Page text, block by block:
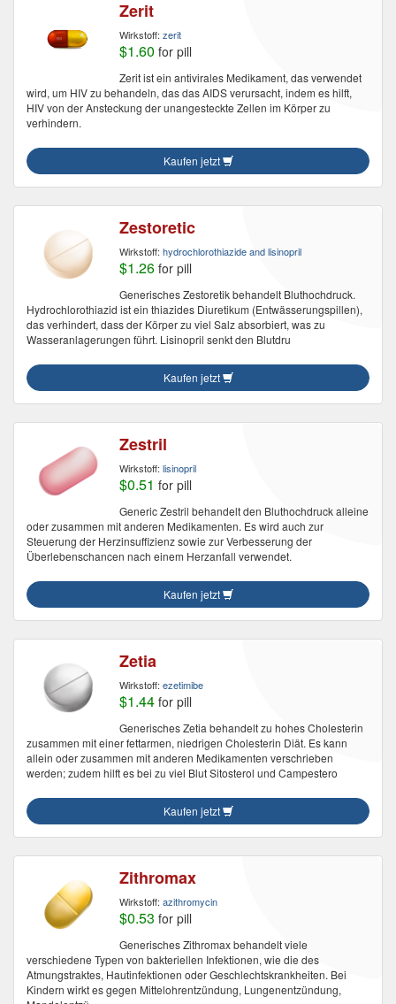
Zerit
Wirkstoff: zerit
$1.60 for pill
Zerit ist ein antivirales Medikament, das verwendet
wird, um HIV zu behandeln, das das AIDS verursacht, indem es hilft,
HIV von der Ansteckung der unangesteckte Zellen im Körper zu
verhindern.
Kaufen jetzt
Zestoretic
Wirkstoff: hydrochlorothiazide and lisinopril
$1.26 for pill
Generisches Zestoretik behandelt Bluthochdruck.
Hydrochlorothiazid ist ein thiazides Diuretikum (Entwässerungspillen),
das verhindert, dass der Körper zu viel Salz absorbiert, was zu
Wasseranlagerungen führt. Lisinopril senkt den Blutdru
Kaufen jetzt
Zestril
Wirkstoff: lisinopril
$0.51 for pill
Generic Zestril behandelt den Bluthochdruck alleine
oder zusammen mit anderen Medikamenten. Es wird auch zur
Steuerung der Herzinsuffizienz sowie zur Verbesserung der
Überlebenschancen nach einem Herzanfall verwendet.
Kaufen jetzt
Zetia
Wirkstoff: ezetimibe
$1.44 for pill
Generisches Zetia behandelt zu hohes Cholesterin
zusammen mit einer fettarmen, niedrigen Cholesterin Diät. Es kann
allein oder zusammen mit anderen Medikamenten verschrieben
werden; zudem hilft es bei zu viel Blut Sitosterol und Campestero
Kaufen jetzt
Zithromax
Wirkstoff: azithromycin
$0.53 for pill
Generisches Zithromax behandelt viele
verschiedene Typen von bakteriellen Infektionen, wie die des
Atmungstraktes, Hautinfektionen oder Geschlechtskrankheiten. Bei
Kindern wirkt es gegen Mittelohrentzündung, Lungenentzündung,